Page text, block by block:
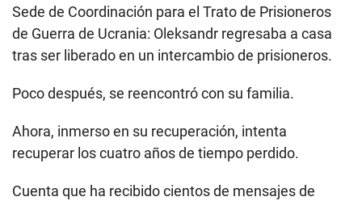
Sede de Coordinación para el Trato de Prisioneros
de Guerra de Ucrania: Oleksandr regresaba a casa
tras ser liberado en un intercambio de prisioneros.
Poco después, se reencontró con su familia.
Ahora, inmerso en su recuperación, intenta
recuperar los cuatro años de tiempo perdido.
Cuenta que ha recibido cientos de mensajes de